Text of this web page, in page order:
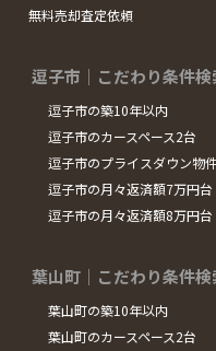
無料売却査定依頼
逗子市｜こだわり条件検
逗子市の築10年以内
逗子市のカースペース2台
逗子市のプライスダウン物
逗子市の月々返済額7万円台
逗子市の月々返済額8万円台
葉山町｜こだわり条件検
葉山町の築10年以内
葉山町のカースペース2台